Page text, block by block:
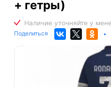
+ гетры)
Поделиться •